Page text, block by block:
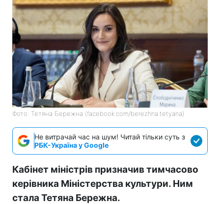
Фото: Тетяна Бережна (facebook.com/berezhna.tetyana)
Не витрачай час на шум! Читай тільки суть з
РБК-Україна у Google
Кабінет міністрів призначив тимчасово
керівника Міністерства культури. Ним
стала Тетяна Бережна.